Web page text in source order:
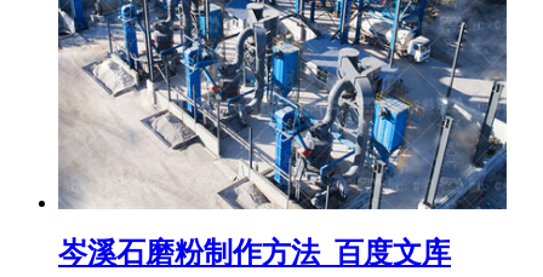
岑溪石磨粉制作方法_百度文库